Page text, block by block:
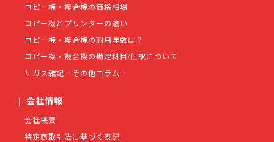
コピー機・複合機の価格相場
コピー機とプリンターの違い
コピー機・複合機の耐用年数は？
コピー機・複合機の勘定科目/仕訳について
サガス雑記ーその他コラムー
| 会社情報
会社概要
特定商取引法に基づく表記